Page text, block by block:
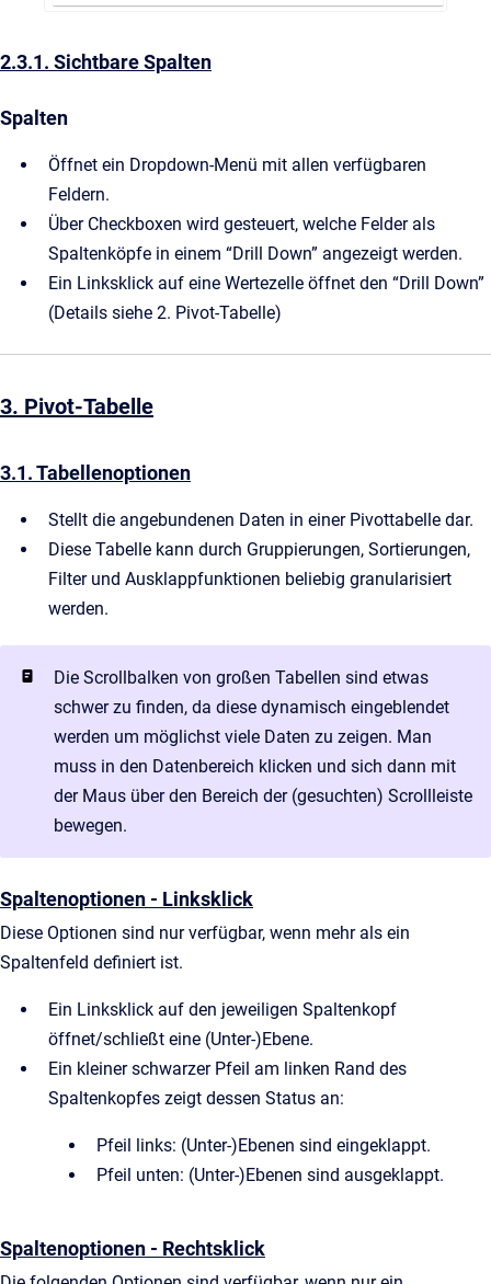
2.3.1. Sichtbare Spalten
Spalten
Öffnet ein Dropdown-Menü mit allen verfügbaren
Feldern.
Über Checkboxen wird gesteuert, welche Felder als
Spaltenköpfe in einem “Drill Down” angezeigt werden.
Ein Linksklick auf eine Wertezelle öffnet den “Drill Down”
(Details siehe 2. Pivot-Tabelle)
3. Pivot-Tabelle
3.1. Tabellenoptionen
Stellt die angebundenen Daten in einer Pivottabelle dar.
Diese Tabelle kann durch Gruppierungen, Sortierungen,
Filter und Ausklappfunktionen beliebig granularisiert
werden.
Die Scrollbalken von großen Tabellen sind etwas
schwer zu finden, da diese dynamisch eingeblendet
werden um möglichst viele Daten zu zeigen. Man
muss in den Datenbereich klicken und sich dann mit
der Maus über den Bereich der (gesuchten) Scrollleiste
bewegen.
Spaltenoptionen - Linksklick
Diese Optionen sind nur verfügbar, wenn mehr als ein
Spaltenfeld definiert ist.
Ein Linksklick auf den jeweiligen Spaltenkopf
öffnet/schließt eine (Unter-)Ebene.
Ein kleiner schwarzer Pfeil am linken Rand des
Spaltenkopfes zeigt dessen Status an:
Pfeil links: (Unter-)Ebenen sind eingeklappt.
Pfeil unten: (Unter-)Ebenen sind ausgeklappt.
Spaltenoptionen - Rechtsklick